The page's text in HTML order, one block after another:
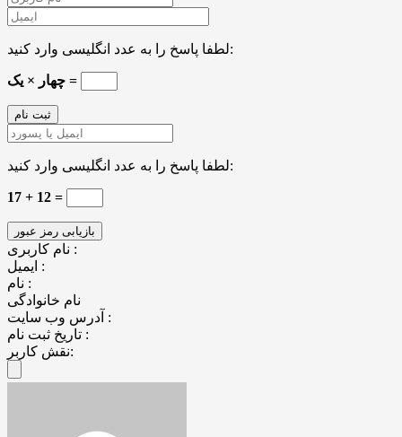
لطفا پاسخ را به عدد انگلیسی وارد کنید:
چهار × یک =
لطفا پاسخ را به عدد انگلیسی وارد کنید:
17 + 12 =
نام کاربری :
ایمیل :
نام :
نام خانوادگی
آدرس وب سایت :
تاریخ ثبت نام :
نقش کاربر: